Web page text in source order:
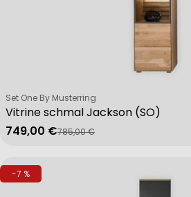
Vitrine schmal Jackson (SO)
Verkäufer:
Set One By Musterring
Verkaufspreis
749,00 €
Regulärer Preis
785,00 €
-7 %